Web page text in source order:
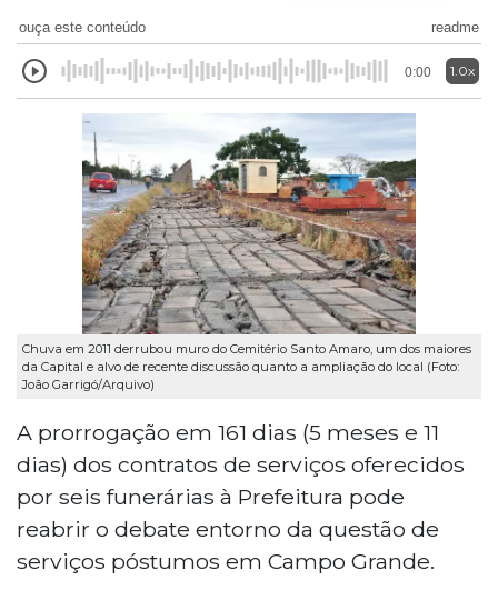
ouça este conteúdo readme
0:00 1.0x
Chuva em 2011 derrubou muro do Cemitério Santo Amaro, um dos maiores
da Capital e alvo de recente discussão quanto a ampliação do local (Foto:
João Garrigó/Arquivo)
A prorrogação em 161 dias (5 meses e 11
dias) dos contratos de serviços oferecidos
por seis funerárias à Prefeitura pode
reabrir o debate entorno da questão de
serviços póstumos em Campo Grande.